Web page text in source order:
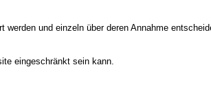
und einzeln über deren Annahme
eingeschränkt sein kann.